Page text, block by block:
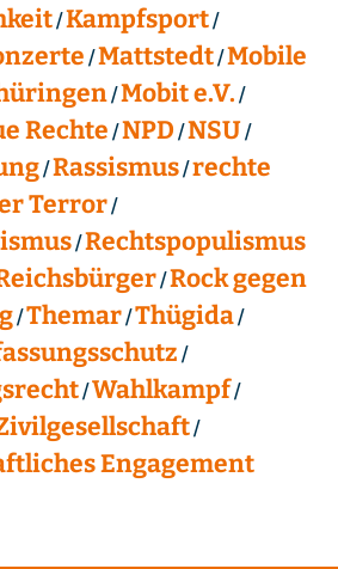
Kampfsport
Mattstedt Mobile
Mobit e.V.
Rechte NPD NSU
Rassismus rechte
Terror
Rechtspopulismus
Rock gegen
Themar Thügida
Wahlkampf
Engagement